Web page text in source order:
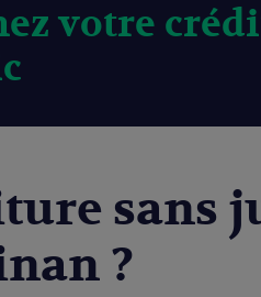
votre
sans
?